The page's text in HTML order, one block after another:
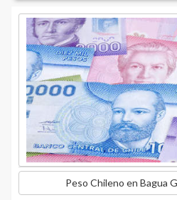
Peso Chileno en Bagua